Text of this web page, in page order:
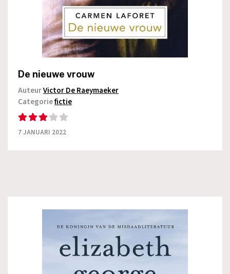
De nieuwe vrouw
AuteurVictor De Raeymaeker
Categoriefictie
7 JANUARI 2022